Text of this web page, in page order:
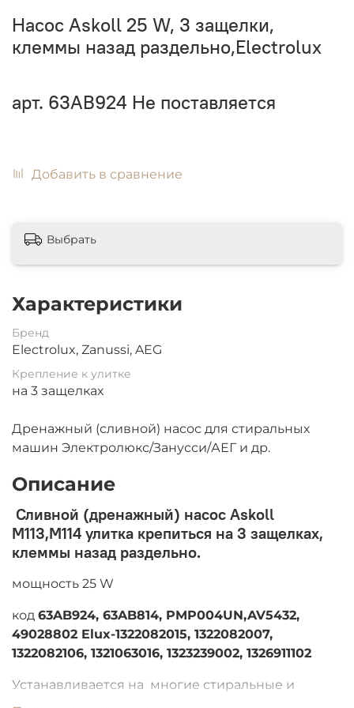
Насос Askoll 25 W, 3 защелки,
клеммы назад раздельно,Electrolux
арт. 63AB924 Не поставляется
Добавить в сравнение
Характеристики
Бренд
Electrolux, Zanussi, AEG
Крепление к улитке
на 3 защелках
Дренажный (сливной) насос для стиральных
машин Электролюкс/Занусси/АЕГ и др.
Описание
Сливной (дренажный) насос Askoll
M113,М114 улитка крепиться на 3 защелках,
клеммы назад раздельно.
мощность 25 W
код 63AB924, 63AB814, PMP004UN,AV5432,
49028802 Elux-1322082015, 1322082007,
1322082106, 1321063016, 1323239002, 1326911102
Устанавливается на многие стиральные и
сушильные машины Electrolux, AEG, Zanussi, и др.
Выбрать